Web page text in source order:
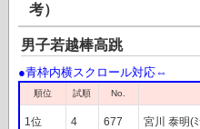
考）
男子若越棒高跳
順位 試順 No.
1位 4 677 宮川 泰明(ﾐ